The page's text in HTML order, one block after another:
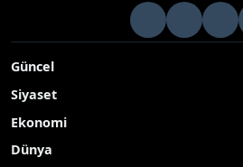
Güncel
Siyaset
Ekonomi
Dünya